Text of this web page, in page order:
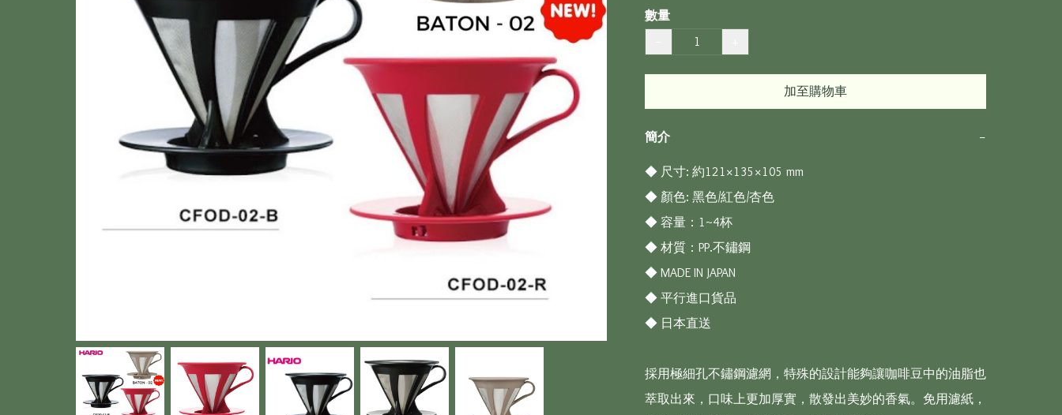
數量
加至購物車
簡介 −
◆ 尺寸: 約121×135×105 mm
◆ 顏色: 黑色/紅色/杏色
◆ 容量：1~4杯
◆ 材質：PP.不鏽鋼
◆ MADE IN JAPAN
◆ 平行進口貨品
◆ 日本直送
採用極細孔不鏽鋼濾網，特殊的設計能夠讓咖啡豆中的油脂也
萃取出來，口味上更加厚實，散發出美妙的香氣。免用濾紙，